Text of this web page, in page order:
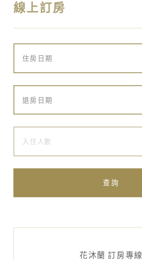
線上訂房
入住人數
查詢
花沐蘭 訂房專線